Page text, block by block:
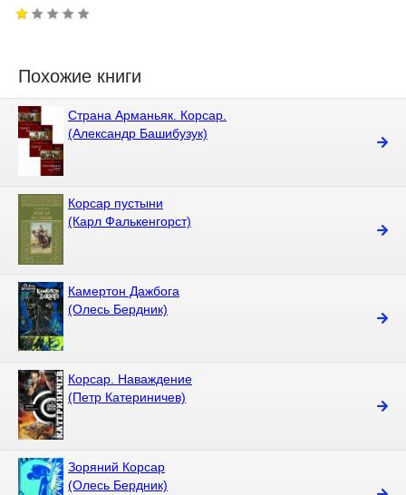
Похожие книги
Страна Арманьяк. Корсар.
(Александр Башибузук)
Корсар пустыни
(Карл Фалькенгорст)
Камертон Дажбога
(Олесь Бердник)
Корсар. Наваждение
(Петр Катериничев)
Зоряний Корсар
(Олесь Бердник)